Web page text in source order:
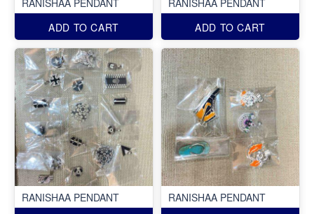
RANISHAA PENDANT
ADD TO CART
RANISHAA PENDANT
ADD TO CART
RANISHAA PENDANT
RANISHAA PENDANT